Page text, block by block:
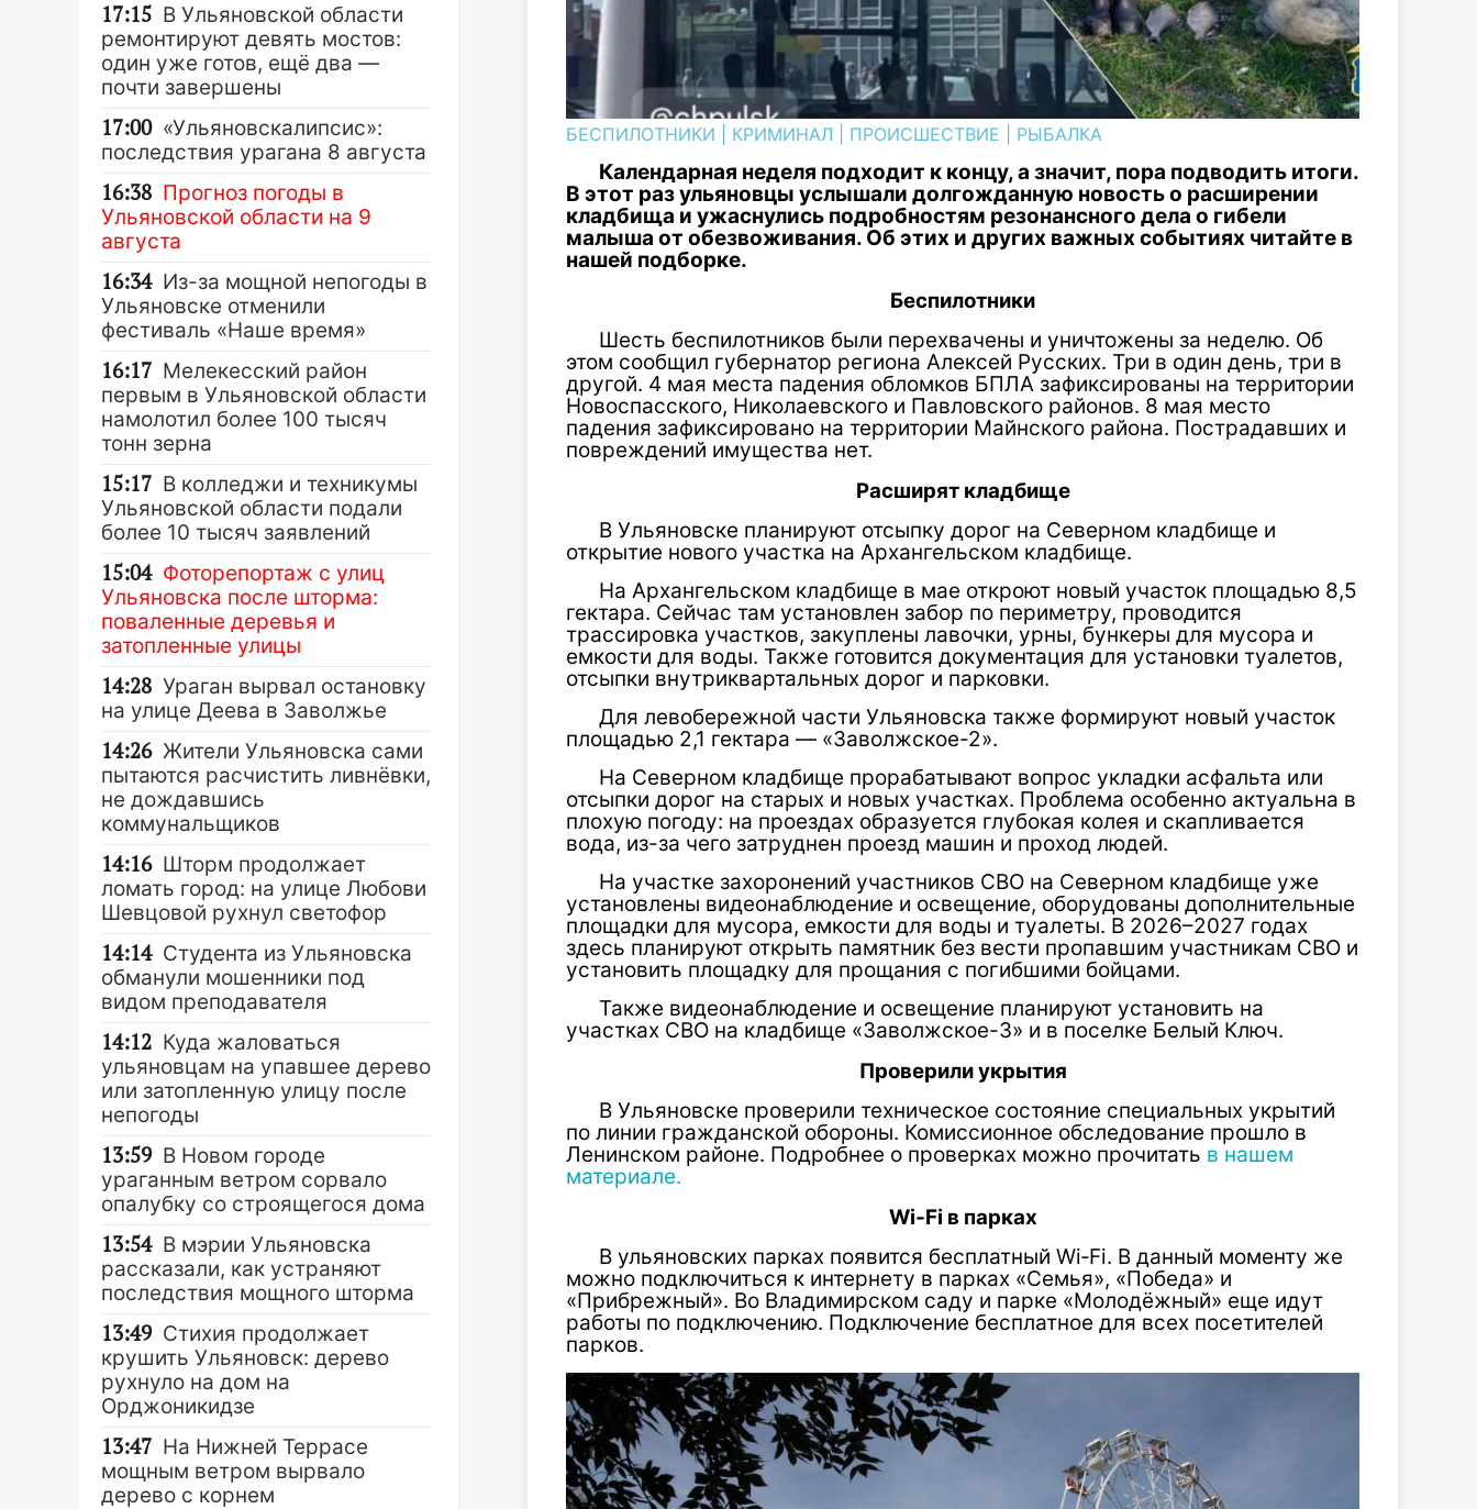
БЕСПИЛОТНИКИ КРИМИНАЛ ПРОИСШЕСТВИЕ РЫБАЛКА
Календарная неделя подходит к концу, а значит, пора подводить итоги.
В этот раз ульяновцы услышали долгожданную новость о расширении
кладбища и ужаснулись подробностям резонансного дела о гибели
малыша от обезвоживания. Об этих и других важных событиях читайте в
нашей подборке.
Беспилотники
Шесть беспилотников были перехвачены и уничтожены за неделю. Об
этом сообщил губернатор региона Алексей Русских. Три в один день, три в
другой. 4 мая места падения обломков БПЛА зафиксированы на территории
Новоспасского, Николаевского и Павловского районов. 8 мая место
падения зафиксировано на территории Майнского района. Пострадавших и
повреждений имущества нет.
Расширят кладбище
В Ульяновске планируют отсыпку дорог на Северном кладбище и
открытие нового участка на Архангельском кладбище.
На Архангельском кладбище в мае откроют новый участок площадью 8,5
гектара. Сейчас там установлен забор по периметру, проводится
трассировка участков, закуплены лавочки, урны, бункеры для мусора и
емкости для воды. Также готовится документация для установки туалетов,
отсыпки внутриквартальных дорог и парковки.
Для левобережной части Ульяновска также формируют новый участок
площадью 2,1 гектара — «Заволжское-2».
На Северном кладбище прорабатывают вопрос укладки асфальта или
отсыпки дорог на старых и новых участках. Проблема особенно актуальна в
плохую погоду: на проездах образуется глубокая колея и скапливается
вода, из-за чего затруднен проезд машин и проход людей.
На участке захоронений участников СВО на Северном кладбище уже
установлены видеонаблюдение и освещение, оборудованы дополнительные
площадки для мусора, емкости для воды и туалеты. В 2026–2027 годах
здесь планируют открыть памятник без вести пропавшим участникам СВО и
установить площадку для прощания с погибшими бойцами.
Также видеонаблюдение и освещение планируют установить на
участках СВО на кладбище «Заволжское-3» и в поселке Белый Ключ.
Проверили укрытия
В Ульяновске проверили техническое состояние специальных укрытий
по линии гражданской обороны. Комиссионное обследование прошло в
Ленинском районе. Подробнее о проверках можно прочитать в нашем
материале.
Wi‑Fi в парках
В ульяновских парках появится бесплатный Wi‑Fi. В данный моменту же
можно подключиться к интернету в парках «Семья», «Победа» и
«Прибрежный». Во Владимирском саду и парке «Молодёжный» еще идут
работы по подключению. Подключение бесплатное для всех посетителей
парков.
17:15 В Ульяновской области
ремонтируют девять мостов:
один уже готов, ещё два —
почти завершены
17:00 «Ульяновскалипсис»:
последствия урагана 8 августа
16:38 Прогноз погоды в
Ульяновской области на 9
августа
16:34 Из-за мощной непогоды в
Ульяновске отменили
фестиваль «Наше время»
16:17 Мелекесский район
первым в Ульяновской области
намолотил более 100 тысяч
тонн зерна
15:17 В колледжи и техникумы
Ульяновской области подали
более 10 тысяч заявлений
15:04 Фоторепортаж с улиц
Ульяновска после шторма:
поваленные деревья и
затопленные улицы
14:28 Ураган вырвал остановку
на улице Деева в Заволжье
14:26 Жители Ульяновска сами
пытаются расчистить ливнёвки,
не дождавшись
коммунальщиков
14:16 Шторм продолжает
ломать город: на улице Любови
Шевцовой рухнул светофор
14:14 Студента из Ульяновска
обманули мошенники под
видом преподавателя
14:12 Куда жаловаться
ульяновцам на упавшее дерево
или затопленную улицу после
непогоды
13:59 В Новом городе
ураганным ветром сорвало
опалубку со строящегося дома
13:54 В мэрии Ульяновска
рассказали, как устраняют
последствия мощного шторма
13:49 Стихия продолжает
крушить Ульяновск: дерево
рухнуло на дом на
Орджоникидзе
13:47 На Нижней Террасе
мощным ветром вырвало
дерево с корнем